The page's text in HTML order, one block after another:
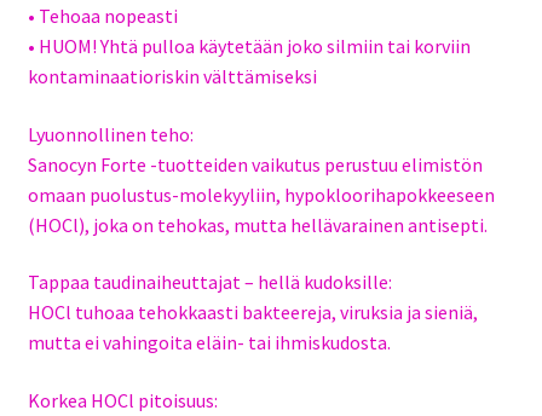
• Tehoaa nopeasti
• HUOM! Yhtä pulloa käytetään joko silmiin tai korviin
kontaminaatioriskin välttämiseksi
Lyuonnollinen teho:
Sanocyn Forte -tuotteiden vaikutus perustuu elimistön
omaan puolustus-molekyyliin, hypokloorihapokkeeseen
(HOCl), joka on tehokas, mutta hellävarainen antisepti.
Tappaa taudinaiheuttajat – hellä kudoksille:
HOCl tuhoaa tehokkaasti bakteereja, viruksia ja sieniä,
mutta ei vahingoita eläin- tai ihmiskudosta.
Korkea HOCl pitoisuus: